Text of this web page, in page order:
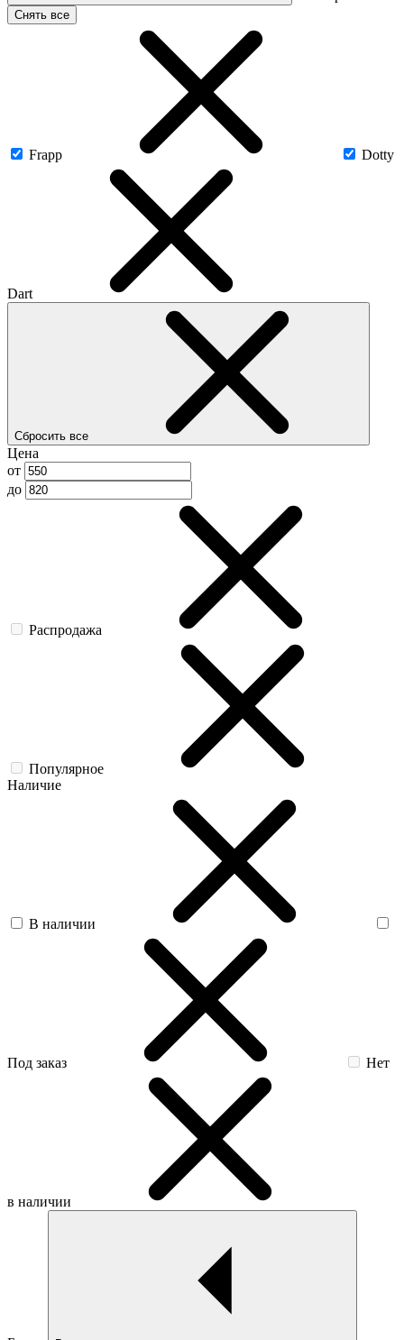
Снять все
Frapp Dotty
Dart
Сбросить все
Цена
от
до
Распродажа
Популярное
Наличие
В наличии
Под заказ Нет
в наличии